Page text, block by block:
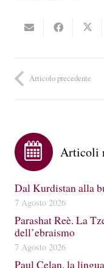
Articolo precedente
Articoli
Dal Kurdistan alla
7 Agosto 2026
Parashat Reè. La
dell’ebraismo
7 Agosto 2026
Paul Celan, la